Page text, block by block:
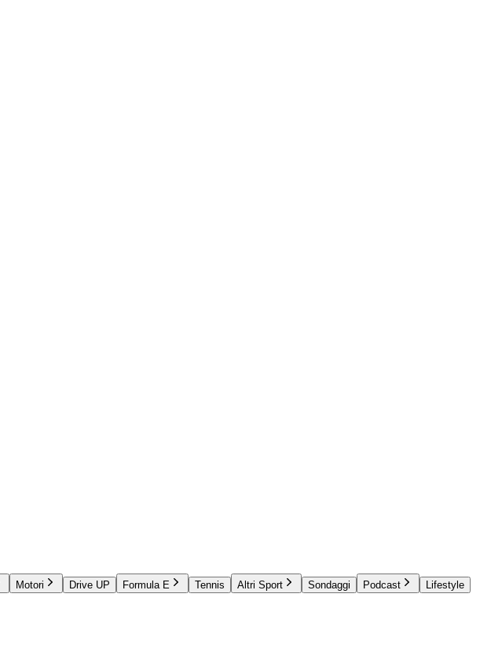
Motori Drive UP Formula E Tennis Altri Sport Sondaggi Podcast
Lifestyle